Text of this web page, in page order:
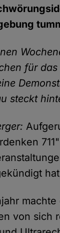
für
steckt
von sich